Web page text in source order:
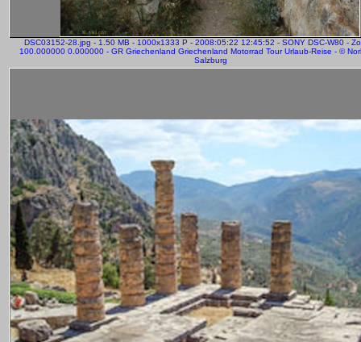
DSC03152-28.jpg - 1.50 MB - 1000x1333 P - 2008:05:22 12:45:52 - SONY DSC-W80 -
100.000000 0.000000 - GR Griechenland Griechenland Motorrad Tour Urlaub-Reise - ©
Salzburg